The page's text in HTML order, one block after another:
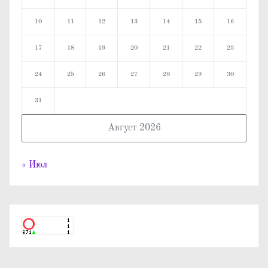
Август 2026
10 11 12 13 14 15 16
17 18 19 20 21 22 23
24 25 26 27 28 29 30
31
« Июл